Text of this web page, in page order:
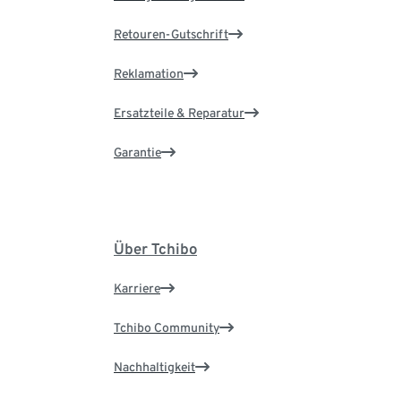
Retouren-Gutschrift
Reklamation
Ersatzteile & Reparatur
Garantie
Über Tchibo
Karriere
Tchibo Community
Nachhaltigkeit